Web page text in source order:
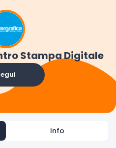
Stampa Digitale
Info